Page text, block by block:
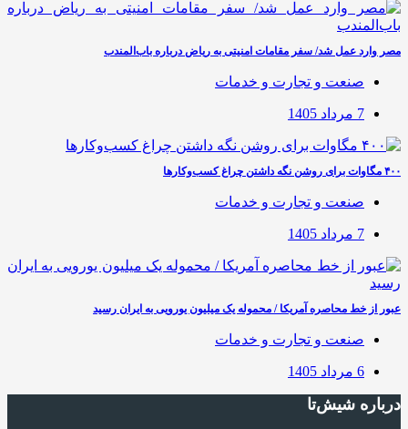
مصر وارد عمل شد/ سفر مقامات امنیتی به ریاض درباره باب‌المندب
صنعت و تجارت و خدمات
7 مرداد 1405
۴۰۰ مگاوات برای روشن نگه داشتن چراغ کسب‌وکار‌ها
صنعت و تجارت و خدمات
7 مرداد 1405
عبور از خط محاصره آمریکا / محموله یک میلیون یورویی به ایران رسید
صنعت و تجارت و خدمات
6 مرداد 1405
درباره شیش‌تا